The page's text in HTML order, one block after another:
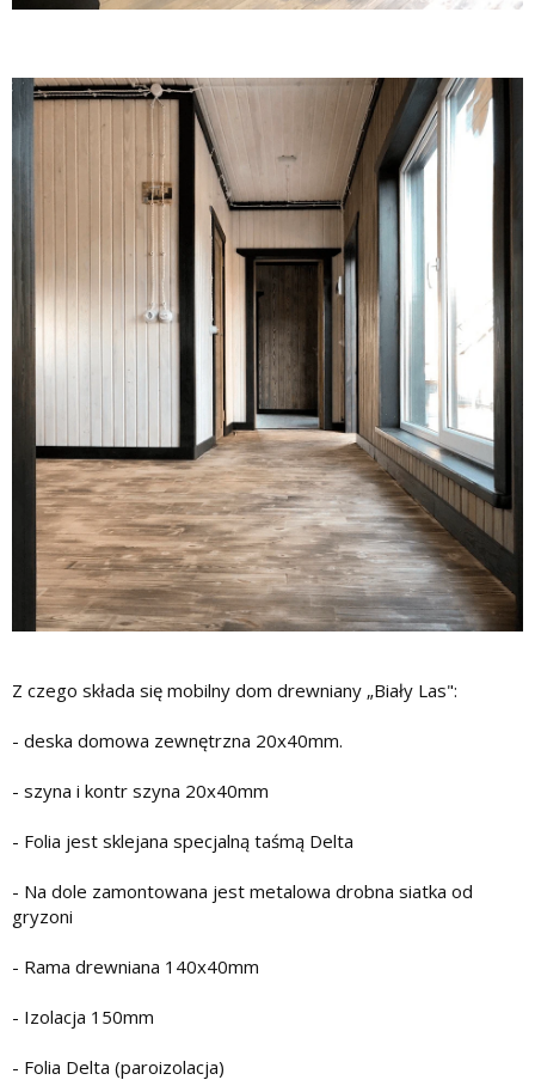
Z czego składa się mobilny dom drewniany „Biały Las":
- deska domowa zewnętrzna 20x40mm.
- szyna i kontr szyna 20x40mm
- Folia jest sklejana specjalną taśmą Delta
- Na dole zamontowana jest metalowa drobna siatka od
gryzoni
- Rama drewniana 140x40mm
- Izolacja 150mm
- Folia Delta (paroizolacja)